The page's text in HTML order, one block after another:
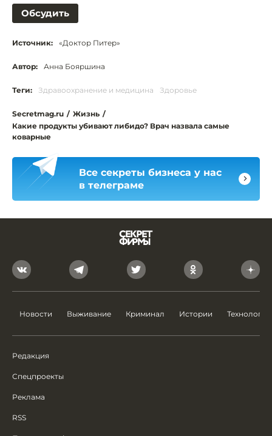
Обсудить
Источник: «Доктор Питер»
Автор: Анна Бояршина
Теги: Здравоохранение и медицина Здоровье
Secretmag.ru / Жизнь /
Какие продукты убивают либидо? Врач назвала самые
коварные
Все секреты бизнеса у нас
в телеграме
Новости Выживание Криминал Истории Технологии
Редакция
Спецпроекты
Реклама
RSS